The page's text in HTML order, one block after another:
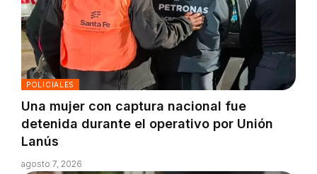
POLICIALES
Una mujer con captura nacional fue
detenida durante el operativo por Unión
Lanús
agosto 7, 2026